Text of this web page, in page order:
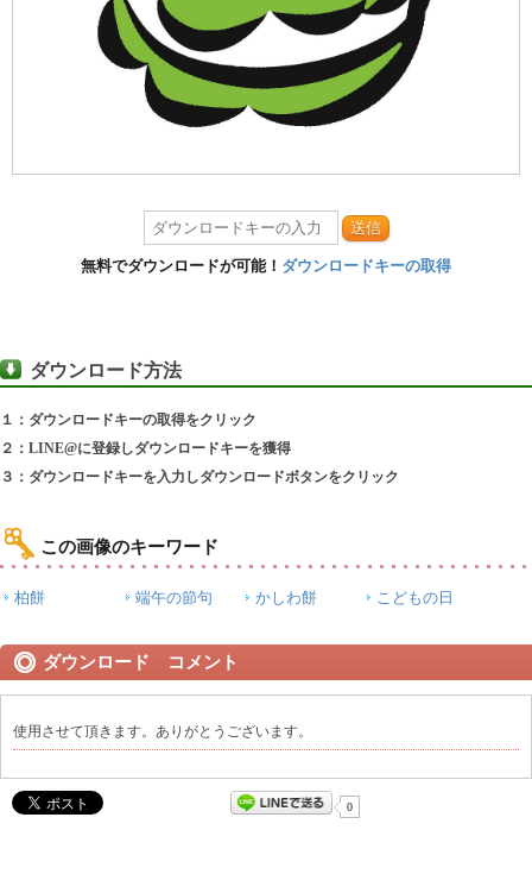
送信
無料でダウンロードが可能！ ダウンロードキーの取得
ダウンロード方法
１：ダウンロードキーの取得をクリック
２：LINE@に登録しダウンロードキーを獲得
３：ダウンロードキーを入力しダウンロードボタンをクリック
この画像のキーワード
柏餅 端午の節句 かしわ餅 こどもの日
ダウンロード コメント
使用させて頂きます。ありがとうございます。
0